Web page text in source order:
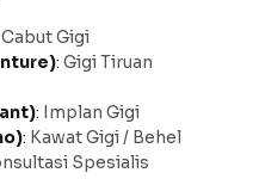
Cabut Gigi
: Gigi Tiruan
: Implan Gigi
: Kawat Gigi / Behel
Spesialis